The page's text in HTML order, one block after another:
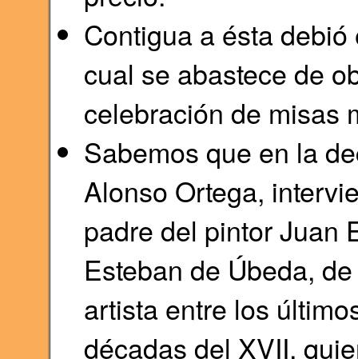
Contigua a ésta
cual se abastece de
celebración de misas
Sabemos que en la
Alonso Ortega,
padre del pintor Juan
Esteban de Úbeda,
artista entre los
décadas del XVII,